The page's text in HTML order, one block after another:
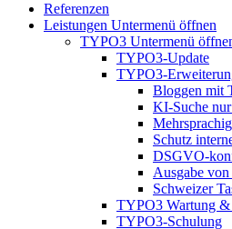
Referenzen
Leistungen Untermenü öffnen
TYPO3 Untermenü
TYPO3-Update
TYPO3-
Bloggen mit
KI-Suche
Schutz
DSGVO-
Ausgabe
Schweizer
TYPO3 Wartung &
TYPO3-Schulung